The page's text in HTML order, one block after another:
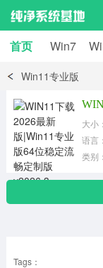
首页 Win7
Win11专业版
大小
语言
类别：
Tags：